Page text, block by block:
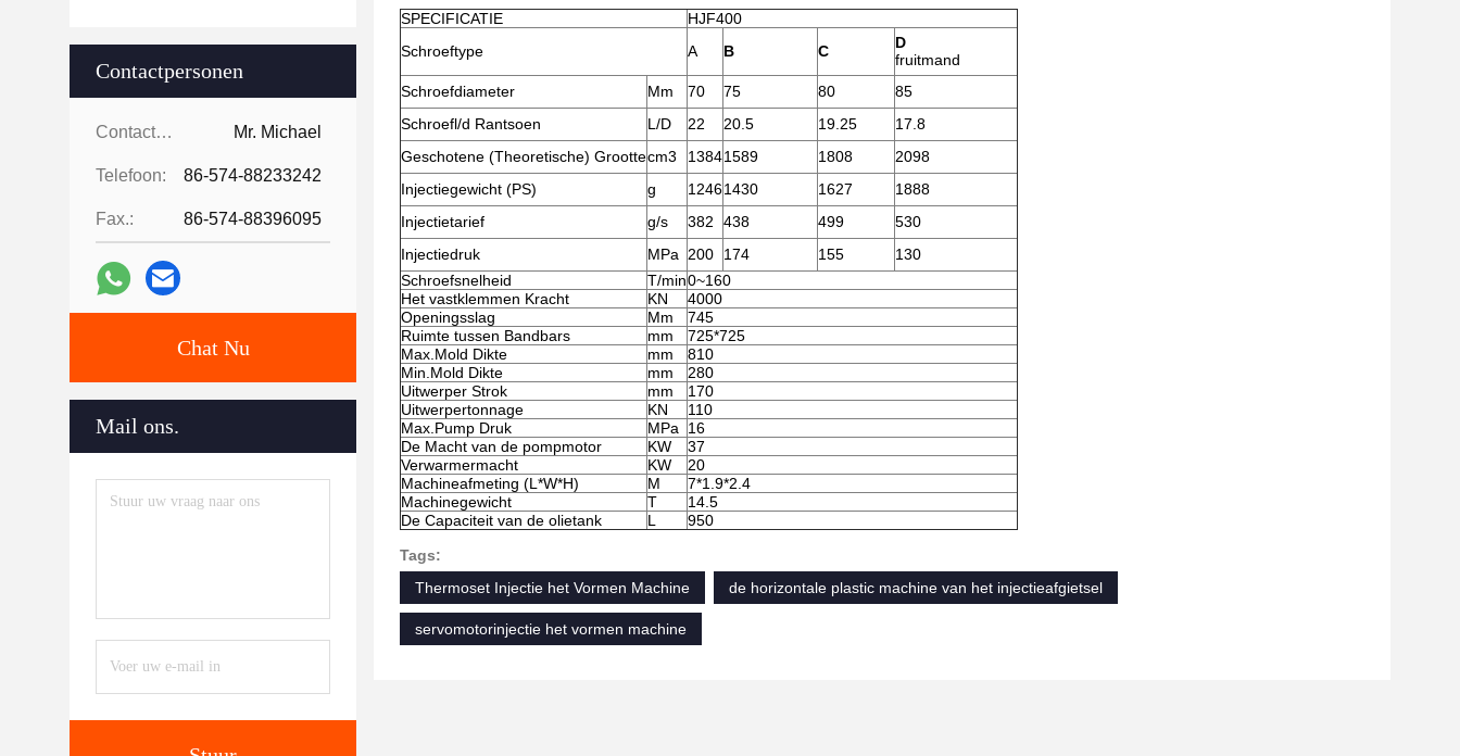
Contactpersonen
Contactpersonen: Mr. Michael
Telefoon: 86-574-88233242
Fax.: 86-574-88396095
Chat Nu
Mail ons.
SPECIFICATIE
HJF400
Schroeftype
A B C
D
fruitmand
Schroefdiameter
Mm 70 75 80
85
Schroefl/d Rantsoen
L/D 22 20.5 19.25
17.8
Geschotene (Theoretische) Groottecm3 13841589 1808
2098
Injectiegewicht (PS)
g 12461430 1627
1888
Injectietarief
g/s 382 438 499
530
Injectiedruk
MPa 200 174 155
130
Schroefsnelheid
T/min0~160
Het vastklemmen Kracht
KN
4000
Openingsslag
Mm
745
Ruimte tussen Bandbars
mm
725*725
Max.Mold Dikte
mm
810
Min.Mold Dikte
mm
280
Uitwerper Strok
mm
170
Uitwerpertonnage
KN
110
Max.Pump Druk
MPa
16
De Macht van de pompmotor
KW
37
Verwarmermacht
KW
20
Machineafmeting (L*W*H)
M
7*1.9*2.4
Machinegewicht
T
14.5
De Capaciteit van de olietank
L
950
Tags:
Thermoset Injectie het Vormen Machine
de horizontale plastic machine van het injectieafgietsel
servomotorinjectie het vormen machine